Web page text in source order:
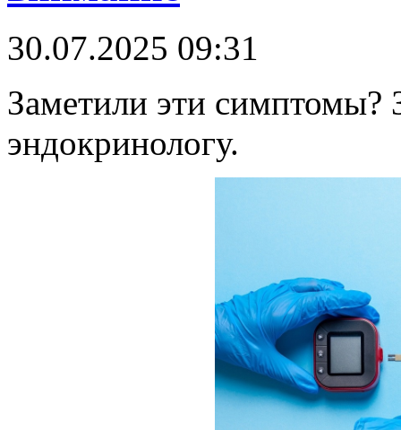
30.07.2025 09:31
Заметили эти симптомы?
эндокринологу.